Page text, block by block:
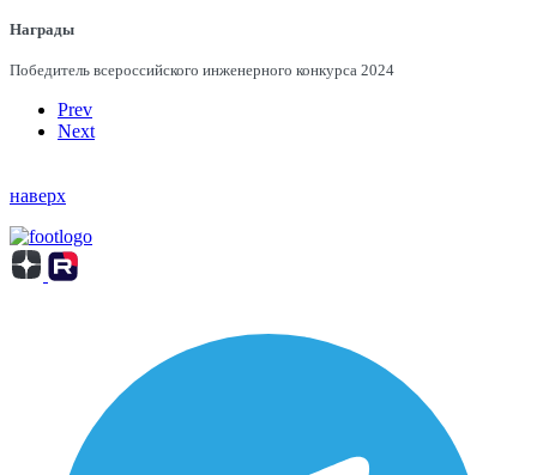
Награды
Победитель всероссийского инженерного конкурса 2024
Prev
Next
наверх